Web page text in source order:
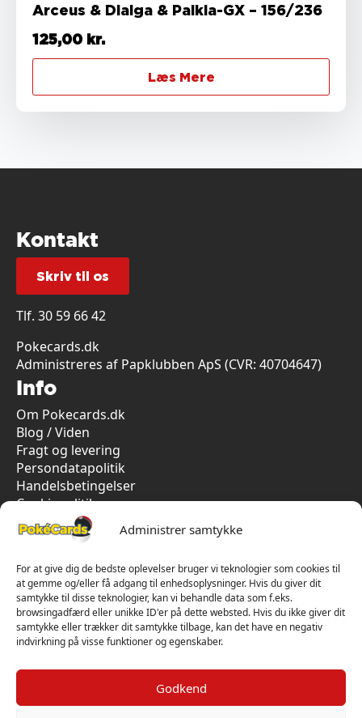
Administrer samtykke
For at give dig de bedste oplevelser bruger vi teknologier som cookies til
at gemme og/eller få adgang til enhedsoplysninger. Hvis du giver dit
samtykke til disse teknologier, kan vi behandle data som f.eks.
browsingadfærd eller unikke ID'er på dette websted. Hvis du ikke giver dit
samtykke eller trækker dit samtykke tilbage, kan det have en negativ
indvirkning på visse funktioner og egenskaber.
Godkend
Arceus & Dialga & Palkia-GX – 156/236
125,00 kr.
Læs Mere
Kontakt
Skriv til os
Tlf. 30 59 66 42
Pokecards.dk
Administreres af Papklubben ApS (CVR: 40704647)
Info
Om Pokecards.dk
Blog / Viden
Fragt og levering
Persondatapolitik
Handelsbetingelser
Cookiepolitik
Vi har kun 5-stjernet anmeldelser på Trustpilot